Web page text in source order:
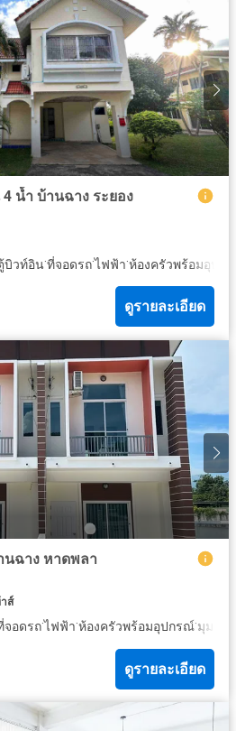
น้ำ บ้านฉาง ระยอง
บิวท์อิน·ที่จอดรถ·ไฟฟ้า·ห้องครัวพร้อมอุปก
ดูรายละเอียด
นฉาง หาดพลา
ส์
จอดรถ·ไฟฟ้า·ห้องครัวพร้อมอุปกรณ์·มุมมอ
ดูรายละเอียด